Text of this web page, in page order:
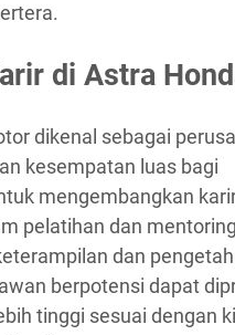
di Astra
dikenal sebagai
kesempatan luas bagi
mengembangkan
pelatihan dan
dan
berpotensi dapat
tinggi sesuai dengan